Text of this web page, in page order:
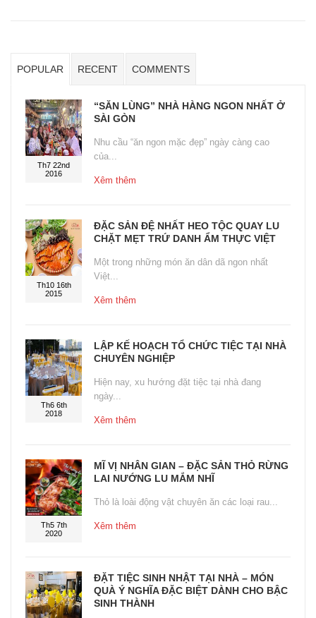
POPULAR RECENT COMMENTS
Th7 22nd
2016
“SĂN LÙNG” NHÀ HÀNG NGON NHẤT Ở
SÀI GÒN
Nhu cầu “ăn ngon mặc đẹp” ngày càng cao
của...
Xêm thêm
Th10 16th
2015
ĐẶC SẢN ĐỆ NHẤT HEO TỘC QUAY LU
CHẶT MẸT TRỨ DANH ẨM THỰC VIỆT
Một trong những món ăn dân dã ngon nhất
Việt...
Xêm thêm
Th6 6th
2018
LẬP KẾ HOẠCH TỔ CHỨC TIỆC TẠI NHÀ
CHUYÊN NGHIỆP
Hiện nay, xu hướng đặt tiệc tại nhà đang
ngày...
Xêm thêm
Th5 7th
2020
MĨ VỊ NHÂN GIAN – ĐẶC SẢN THỎ RỪNG
LAI NƯỚNG LU MẮM NHĨ
Thỏ là loài động vật chuyên ăn các loại rau...
Xêm thêm
ĐẶT TIỆC SINH NHẬT TẠI NHÀ – MÓN
QUÀ Ý NGHĨA ĐẶC BIỆT DÀNH CHO BẬC
SINH THÀNH